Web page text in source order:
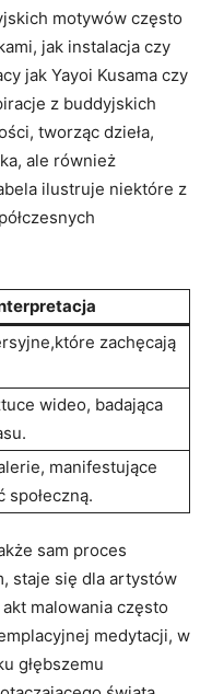
motywów często
jak instalacja czy
jak Yayoi Kusama czy
z buddyjskich
tworząc dzieła,
ale również
ilustruje niektóre z
zachęcają
wideo, badająca
manifestujące
społeczną.
sam proces
staje się dla artystów
malowania często
medytacji, w
głębszemu